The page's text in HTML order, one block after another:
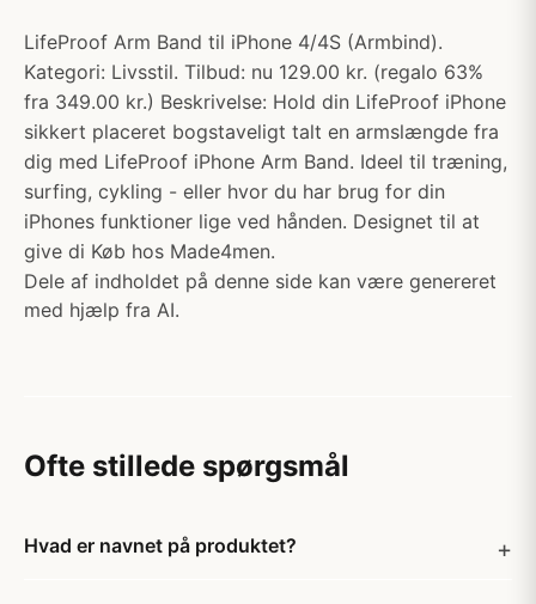
LifeProof Arm Band til iPhone 4/4S (Armbind).
Kategori: Livsstil. Tilbud: nu 129.00 kr. (regalo 63%
fra 349.00 kr.) Beskrivelse: Hold din LifeProof iPhone
sikkert placeret bogstaveligt talt en armslængde fra
dig med LifeProof iPhone Arm Band. Ideel til træning,
surfing, cykling - eller hvor du har brug for din
iPhones funktioner lige ved hånden. Designet til at
give di Køb hos Made4men.
Dele af indholdet på denne side kan være genereret
med hjælp fra AI.
Ofte stillede spørgsmål
Hvad er navnet på produktet?